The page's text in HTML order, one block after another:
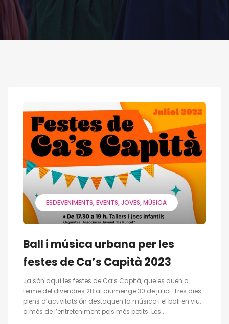
ESDEVENIMENTS EVENTS JOVES MÚSICA
Ball i música urbana per les
festes de Ca’s Capità 2023
Ja són aquí les festes de Ca’s Capità, que es duen a
terme del divendres 28 al diumenge 30 de juliol. Tres dies
plens d’activitats ón destaquen la música i el ball en viu,
a més de l’entreteniment pels més petits. Les...